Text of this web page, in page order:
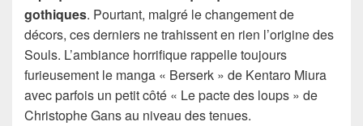
gothiques. Pourtant, malgré le changement de
décors, ces derniers ne trahissent en rien l’origine des
Souls. L’ambiance horrifique rappelle toujours
furieusement le manga « Berserk » de Kentaro Miura
avec parfois un petit côté « Le pacte des loups » de
Christophe Gans au niveau des tenues.